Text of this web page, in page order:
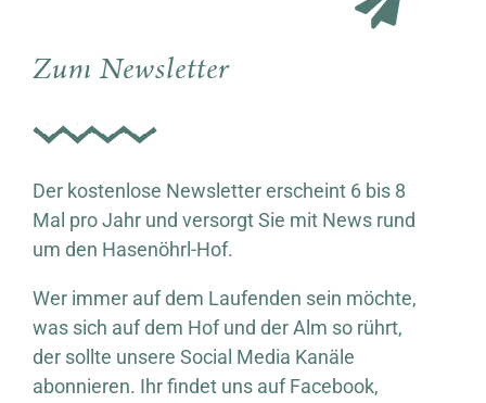
Zum Newsletter
Der kostenlose Newsletter erscheint 6 bis 8
Mal pro Jahr und versorgt Sie mit News rund
um den Hasenöhrl-Hof.
Wer immer auf dem Laufenden sein möchte,
was sich auf dem Hof und der Alm so rührt,
der sollte unsere Social Media Kanäle
abonnieren. Ihr findet uns auf Facebook,